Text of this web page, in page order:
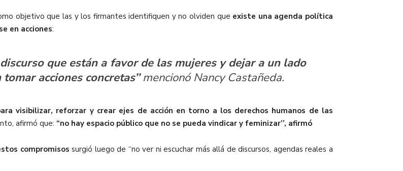
objetivo que las y los firmantes identifiquen y no olviden que existe una agenda política
en acciones:
que están a favor de las mujeres y dejar a un lado
acciones concretas’’mencionó Nancy Castañeda.
visibilizar, reforzar y crear ejes de acción en torno a los derechos humanos de las
afirmó que: “no hay espacio público que no se pueda vindicar y feminizar’’, afirmó
compromisos surgió luego de “no ver ni escuchar más allá de discursos, agendas reales a